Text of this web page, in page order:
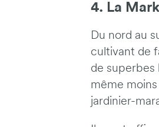
4. La
Du nord au
cultivant de
de superbes
même
jardinier-